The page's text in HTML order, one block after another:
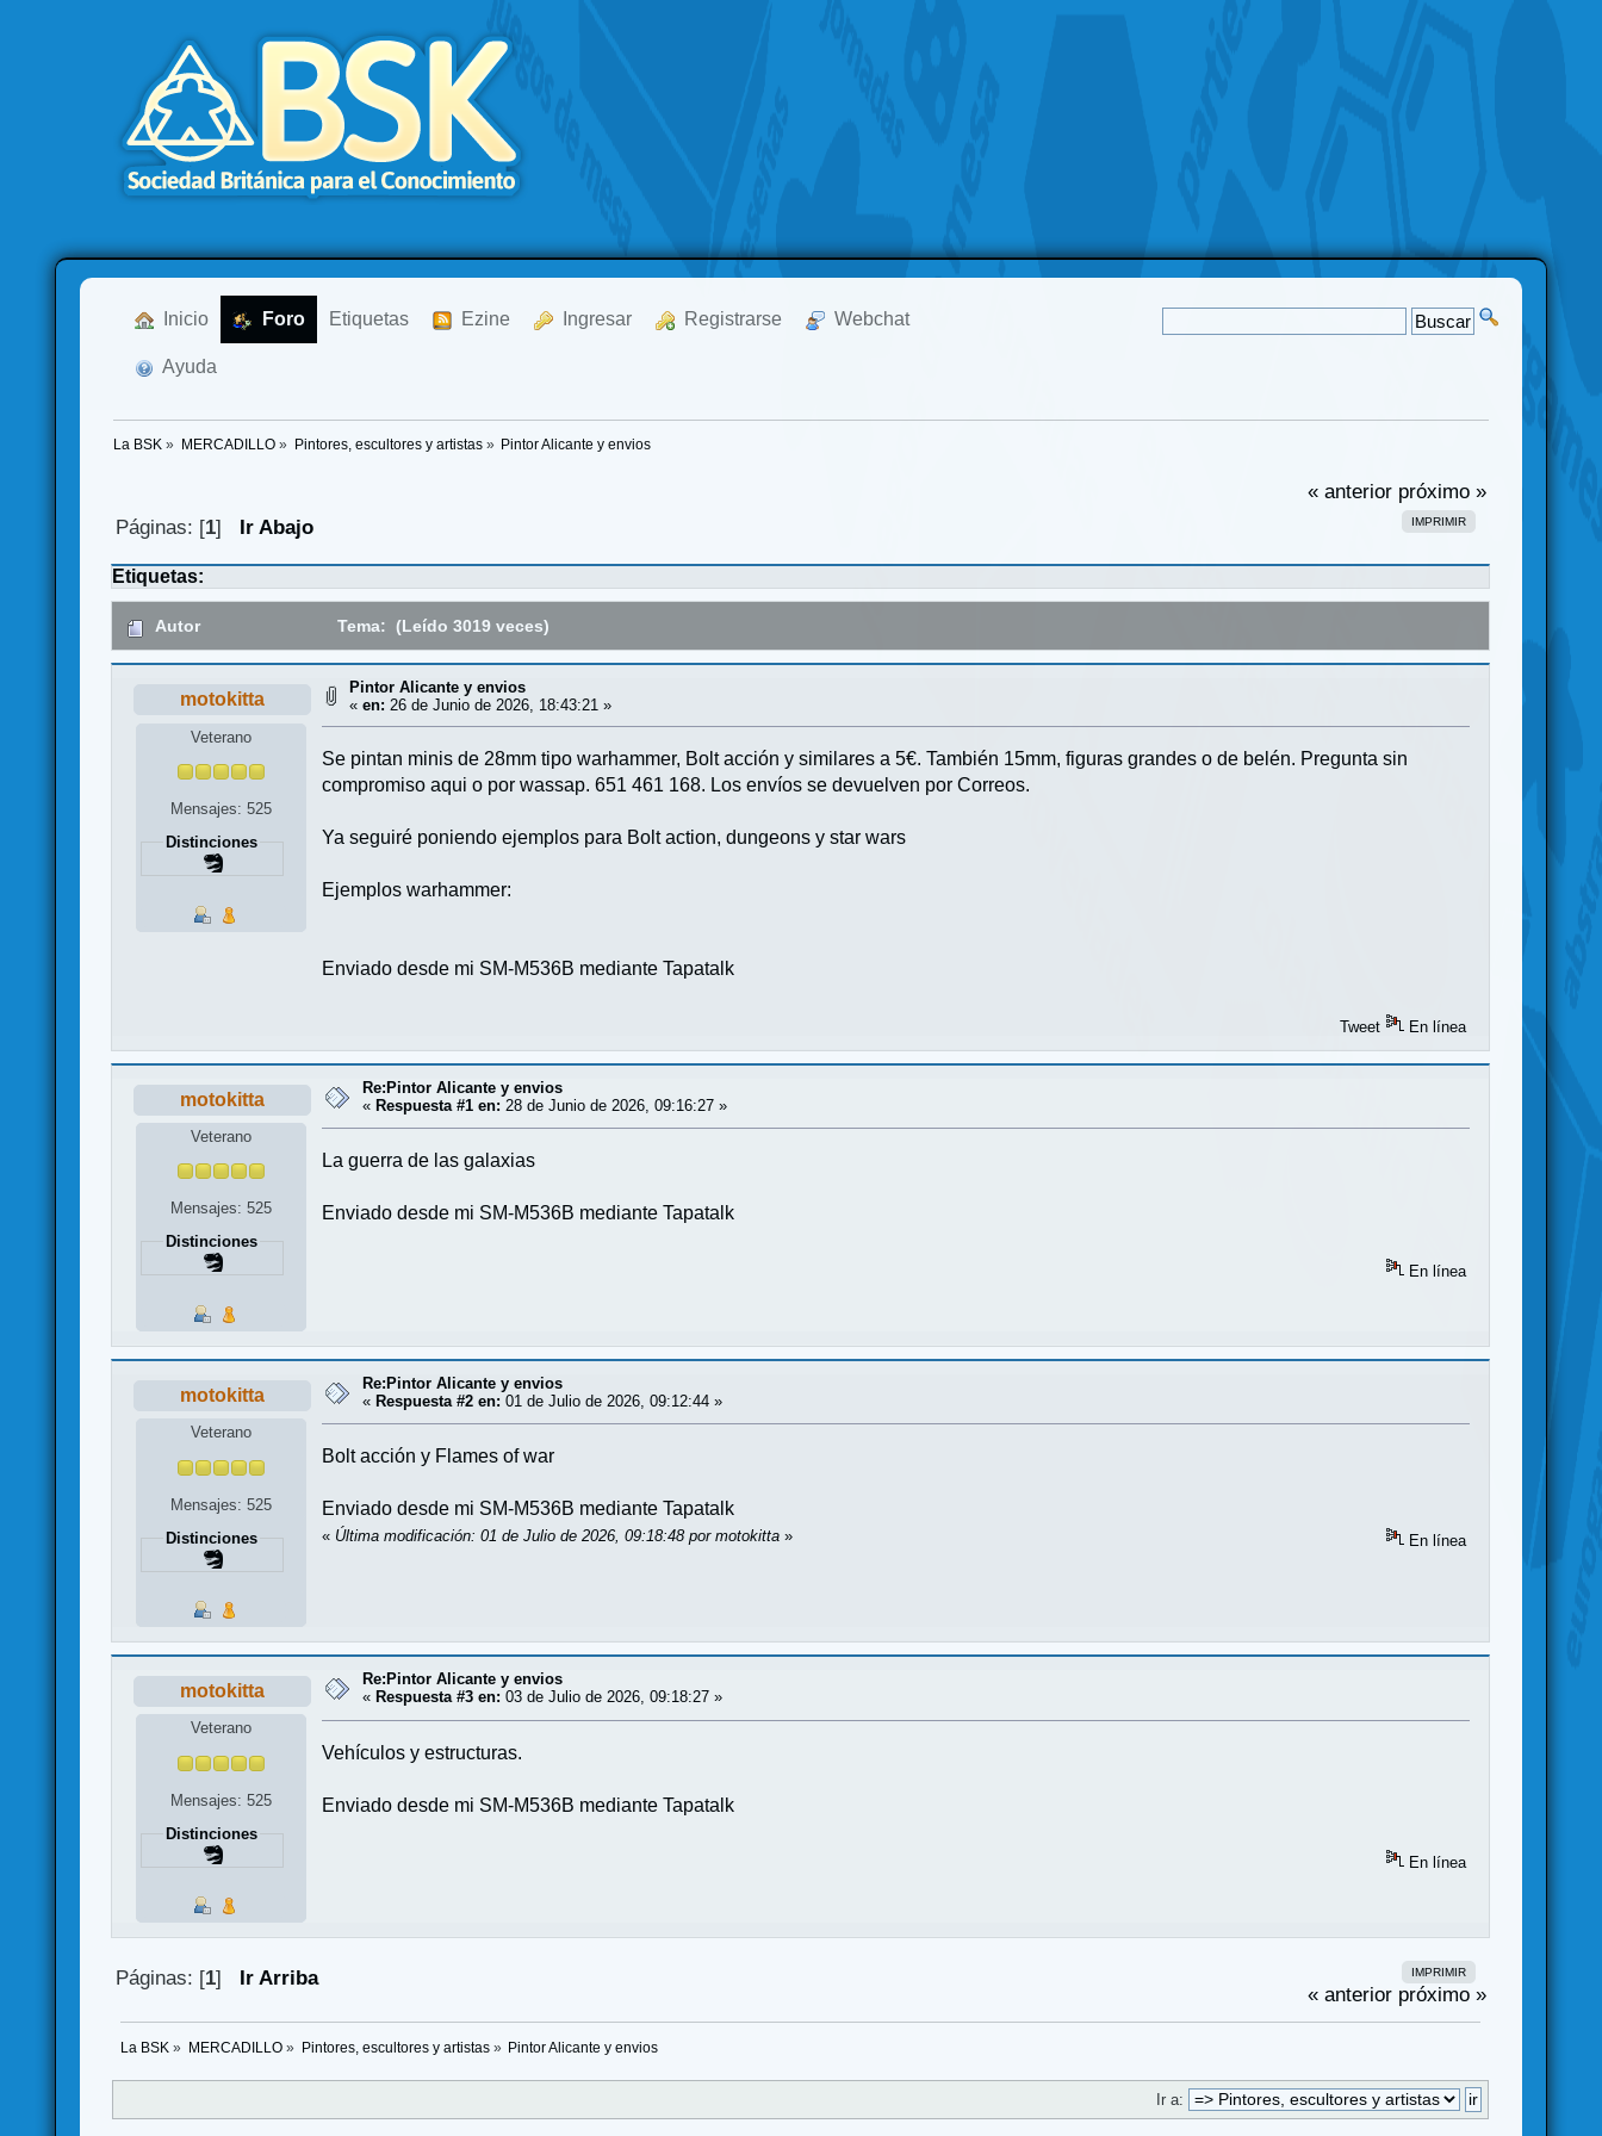
Inicio Foro Etiquetas Ezine Ingresar Registrarse Webchat
Ayuda
La BSK » MERCADILLO» Pintores, escultores y artistas» Pintor Alicante y envios
« anterior próximo »
IMPRIMIR
Páginas: [1] Ir Abajo
Etiquetas:
Autor Tema: (Leído 3019 veces)
motokitta
Veterano
Mensajes: 525
Distinciones
Pintor Alicante y envios
«en: 26 de Junio de 2026, 18:43:21 »
Se pintan minis de 28mm tipo warhammer, Bolt acción y similares a 5€. También 15mm, figuras grandes o de belén. Pregunta sin
compromiso aqui o por wassap. 651 461 168. Los envíos se devuelven por Correos.
Ya seguiré poniendo ejemplos para Bolt action, dungeons y star wars
Ejemplos warhammer:
Enviado desde mi SM-M536B mediante Tapatalk
Tweet En línea
motokitta
Veterano
Mensajes: 525
Distinciones
Re:Pintor Alicante y envios
«Respuesta #1 en: 28 de Junio de 2026, 09:16:27 »
La guerra de las galaxias
Enviado desde mi SM-M536B mediante Tapatalk
En línea
motokitta
Veterano
Mensajes: 525
Distinciones
Re:Pintor Alicante y envios
« Respuesta #2 en: 01 de Julio de 2026, 09:12:44 »
Bolt acción y Flames of war
Enviado desde mi SM-M536B mediante Tapatalk
« Última modificación: 01 de Julio de 2026, 09:18:48 por motokitta » En línea
motokitta
Veterano
Mensajes: 525
Distinciones
Re:Pintor Alicante y envios
« Respuesta #3 en: 03 de Julio de 2026, 09:18:27 »
Vehículos y estructuras.
Enviado desde mi SM-M536B mediante Tapatalk
En línea
IMPRIMIR
Páginas: [1] Ir Arriba
« anterior próximo »
La BSK » MERCADILLO» Pintores, escultores y artistas» Pintor Alicante y envios
Ir a: